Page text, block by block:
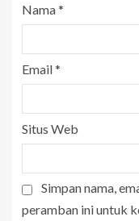
Nama*
Email*
Situs Web
Simpan nama,
peramban ini untuk